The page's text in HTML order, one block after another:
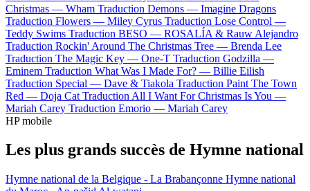
Christmas — Wham Traduction Demons — Imagine Dragons
Traduction Flowers — Miley Cyrus Traduction Lose Control —
Teddy Swims Traduction BESO — ROSALÍA & Rauw Alejandro
Traduction Rockin' Around The Christmas Tree — Brenda Lee
Traduction The Magic Key — One-T Traduction Godzilla —
Eminem Traduction What Was I Made For? — Billie Eilish
Traduction Special — Dave & Tiakola Traduction Paint The Town
Red — Doja Cat Traduction All I Want For Christmas Is You —
Mariah Carey Traduction Emorio — Mariah Carey
HP mobile
Les plus grands succès de Hymne national
Hymne national de la Belgique - La Brabançonne Hymne national